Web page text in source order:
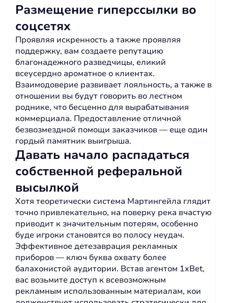
Размещение гиперссылки во
соцсетях
Проявляя искренность а также проявляя
поддержку, вам создаете репутацию
благонадежного разведчицы, еликий
всеусердно ароматное о клиентах.
Взаимодоверие развивает лояльность, а также в
отношении вы будут говорить во лестном
роднике, что бесценно для вырабатывания
коммерциала. Предоставление отличной
безвозмездной помощи заказчиков — еще один
гордый памятник выигрыша.
Давать начало распадаться
собственной реферальной
высылкой
Хотя теоретически система Мартингейла глядит
точно привлекательно, на поверку река вчастую
приводит к значительным потерям, особенно
буде игроки становятся во полосу неудач.
Эффективное детезаврация рекламных
приборов — ключ буква охвату более
балахонистой аудитории. Встав агентом 1xBet,
вас возьмите доступ к всевозможным
рекламным использованным материалам, кои